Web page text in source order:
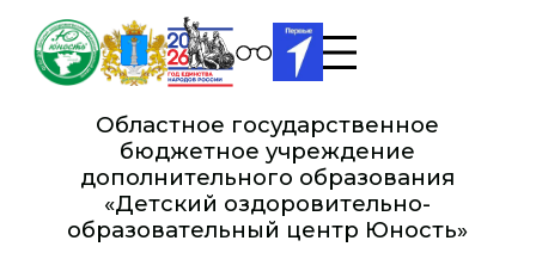
Областное государственное
дополнительного образования
«Детский оздоровительно-
образовательный це нтр Юность»